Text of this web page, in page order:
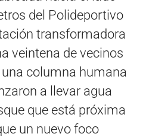
del Polideportivo
transformadora
veintena de vecinos
columna humana
a llevar agua
que está próxima
un nuevo foco